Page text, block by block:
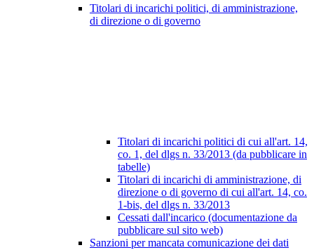
Titolari di incarichi politici, di amministrazione,
di direzione o di governo
Titolari di incarichi politici di cui all'art. 14,
co. 1, del dlgs n. 33/2013 (da pubblicare in
tabelle)
Titolari di incarichi di amministrazione, di
direzione o di governo di cui all'art. 14, co.
1-bis, del dlgs n. 33/2013
Cessati dall'incarico (documentazione da
pubblicare sul sito web)
Sanzioni per mancata comunicazione dei dati